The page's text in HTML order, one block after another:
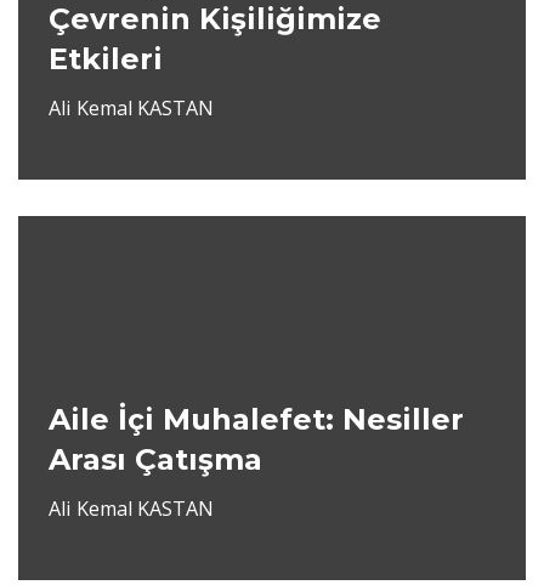
Çevrenin Kişiliğimize
Etkileri
Ali Kemal KASTAN
Aile İçi Muhalefet: Nesiller
Arası Çatışma
Ali Kemal KASTAN